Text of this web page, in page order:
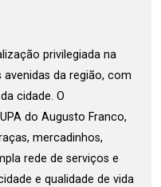
privilegiada na
avenidas da região, com
cidade. O
do Augusto Franco,
mercadinhos,
rede de serviços e
e qualidade de vida